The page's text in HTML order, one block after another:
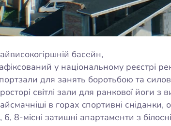
басейн,
у національному реєстрі
для занять боротьбою та
світлі зали для ранкової йоги
в горах cпортивні сніданки,
6, 8-місні затишні апартаменти з